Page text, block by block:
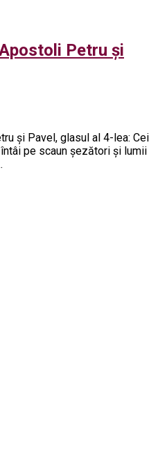
Petru și
şi Pavel, glasul al 4-lea: Cei
pe scaun şezători şi lumii